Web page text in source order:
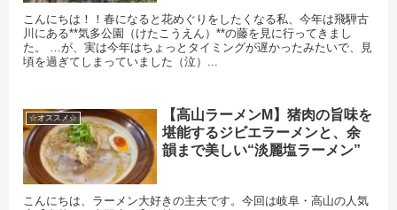
こんにちは！！春になると花めぐりをしたくなる私、今年は飛騨古
川にある**気多公園（けたこうえん）**の藤を見に行ってきまし
た。 …が、実は今年はちょっとタイミングが遅かったみたいで、見
頃を過ぎてしまっていました（泣）...
☆オススメ☆
【高山ラーメンM】猪肉の旨味を
堪能するジビエラーメンと、余
韻まで美しい“淡麗塩ラーメン”
こんにちは、ラーメン大好きの主夫です。今回は岐阜・高山の人気